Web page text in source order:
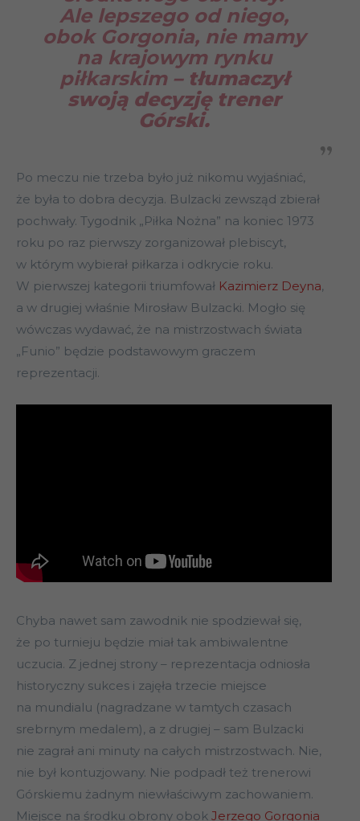
Ale lepszego od niego,
obok Gorgonia, nie mamy
na krajowym rynku
piłkarskim– tłumaczył
swoją decyzję trener
Górski.
Po meczu nie trzeba było już nikomu wyjaśniać,
że była to dobra decyzja. Bulzacki zewsząd zbierał
pochwały. Tygodnik „Piłka Nożna” na koniec 1973
roku po raz pierwszy zorganizował plebiscyt,
w którym wybierał piłkarza i odkrycie roku.
W pierwszej kategorii triumfował Kazimierz Deyna,
a w drugiej właśnie Mirosław Bulzacki. Mogło się
wówczas wydawać, że na mistrzostwach świata
„Funio” będzie podstawowym graczem
reprezentacji.
Chyba nawet sam zawodnik nie spodziewał się,
że po turnieju będzie miał tak ambiwalentne
uczucia. Z jednej strony – reprezentacja odniosła
historyczny sukces i zajęła trzecie miejsce
na mundialu (nagradzane w tamtych czasach
srebrnym medalem), a z drugiej – sam Bulzacki
nie zagrał ani minuty na całych mistrzostwach. Nie,
nie był kontuzjowany. Nie podpadł też trenerowi
Górskiemu żadnym niewłaściwym zachowaniem.
Miejsce na środku obrony obok Jerzego Gorgonia